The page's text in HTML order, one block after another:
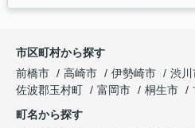
市区町村から探す
前橋市
高崎市 伊勢崎市 渋川
佐波郡玉村町
富岡市 桐生市
町名から探す